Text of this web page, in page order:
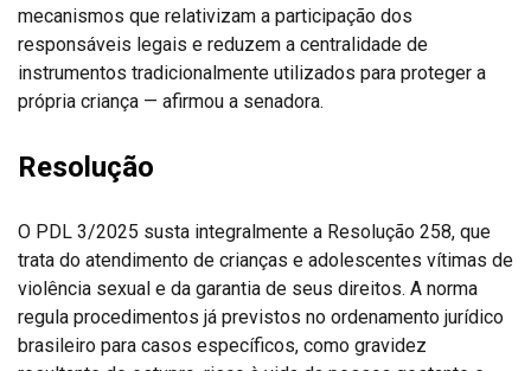
mecanismos que relativizam a participação dos
responsáveis legais e reduzem a centralidade de
instrumentos tradicionalmente utilizados para proteger a
própria criança — afirmou a senadora.
Resolução
O PDL 3/2025 susta integralmente a Resolução 258, que
trata do atendimento de crianças e adolescentes vítimas de
violência sexual e da garantia de seus direitos. A norma
regula procedimentos já previstos no ordenamento jurídico
brasileiro para casos específicos, como gravidez